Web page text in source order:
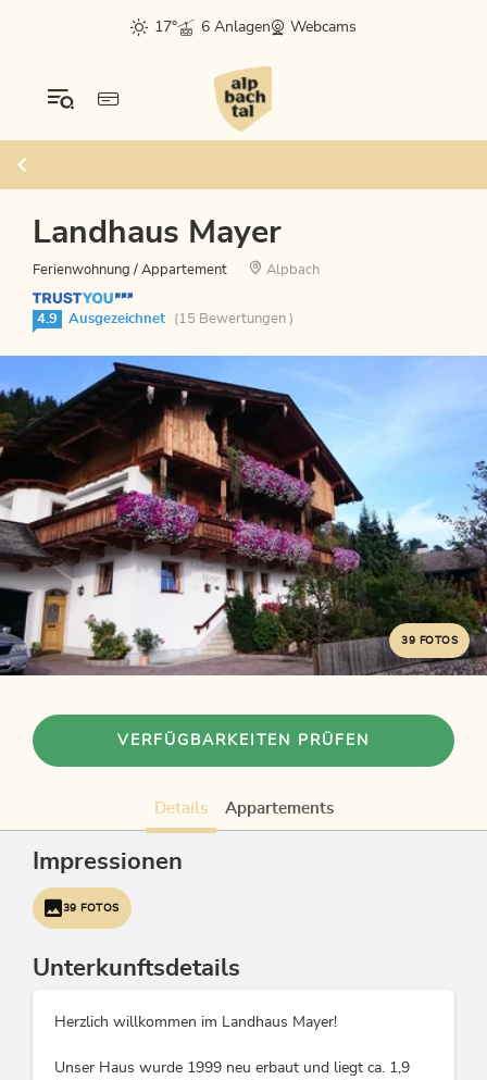
17° 6 Anlagen Webcams
Landhaus Mayer
Ferienwohnung / Appartement Alpbach
4.9 Ausgezeichnet (15 Bewertungen )
39 FOTOS
VERFÜGBARKEITEN PRÜFEN
Details Appartements
Impressionen
39 FOTOS
Unterkunftsdetails
Herzlich willkommen im Landhaus Mayer!
Unser Haus wurde 1999 neu erbaut und liegt ca. 1,9